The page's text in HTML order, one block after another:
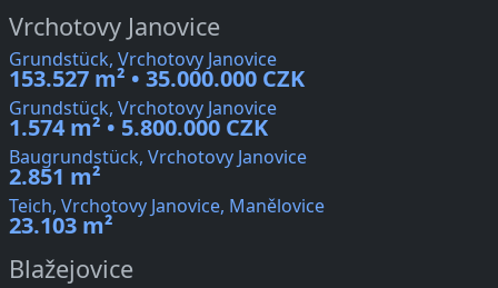
Vrchotovy Janovice
Grundstück, Vrchotovy Janovice
153.527 m² • 35.000.000 CZK
Grundstück, Vrchotovy Janovice
1.574 m² • 5.800.000 CZK
Baugrundstück, Vrchotovy Janovice
2.851 m²
Teich, Vrchotovy Janovice, Manělovice
23.103 m²
Blažejovice